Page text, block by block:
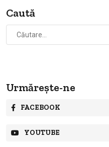
Caută
după:
Urmărește-ne
FACEBOOK
YOUTUBE